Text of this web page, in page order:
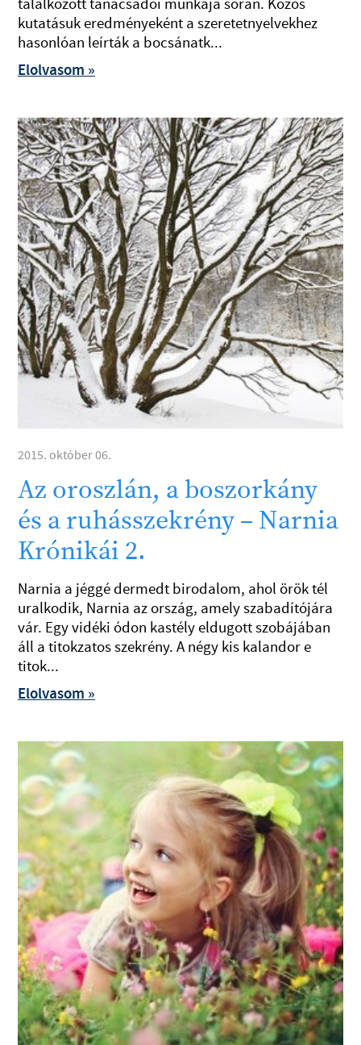
találkozott tanácsadói munkája során. Közös
kutatásuk eredményeként a szeretetnyelvekhez
hasonlóan leírták a bocsánatk...
Elolvasom »
2015. október 06.
Az oroszlán, a boszorkány
és a ruhásszekrény – Narnia
Krónikái 2.
Narnia a jéggé dermedt birodalom, ahol örök tél
uralkodik, Narnia az ország, amely szabadítójára
vár. Egy vidéki ódon kastély eldugott szobájában
áll a titokzatos szekrény. A négy kis kalandor e
titok...
Elolvasom »